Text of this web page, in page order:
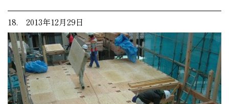
18. 2013年12月29日